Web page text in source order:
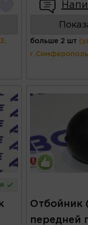
больше 2 шт
Отбойник
передней